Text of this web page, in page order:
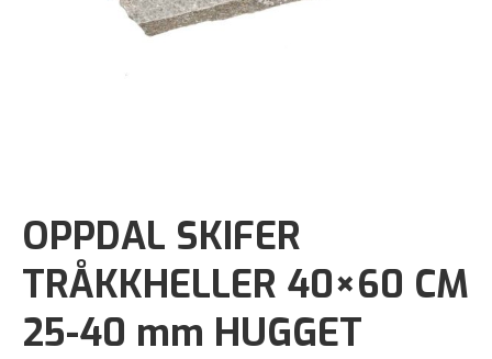
OPPDAL SKIFER
TRÅKKHELLER 40×60 CM
25-40 mm HUGGET